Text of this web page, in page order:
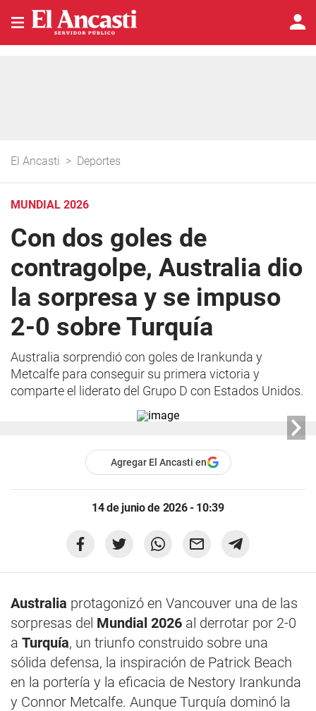
El Ancasti > Deportes
MUNDIAL 2026
Con dos goles de
contragolpe, Australia dio
la sorpresa y se impuso
2-0 sobre Turquía
Australia sorprendió con goles de Irankunda y
Metcalfe para conseguir su primera victoria y
comparte el liderato del Grupo D con Estados Unidos.
Agregar El Ancasti en
14 de junio de 2026 - 10:39
Australia protagonizó en Vancouver una de las
sorpresas del Mundial 2026 al derrotar por 2-0
a Turquía, un triunfo construido sobre una
sólida defensa, la inspiración de Patrick Beach
en la portería y la eficacia de Nestory Irankunda
y Connor Metcalfe. Aunque Turquía dominó la